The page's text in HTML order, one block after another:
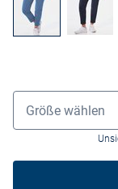
Grössenauswahl
Größe wählen